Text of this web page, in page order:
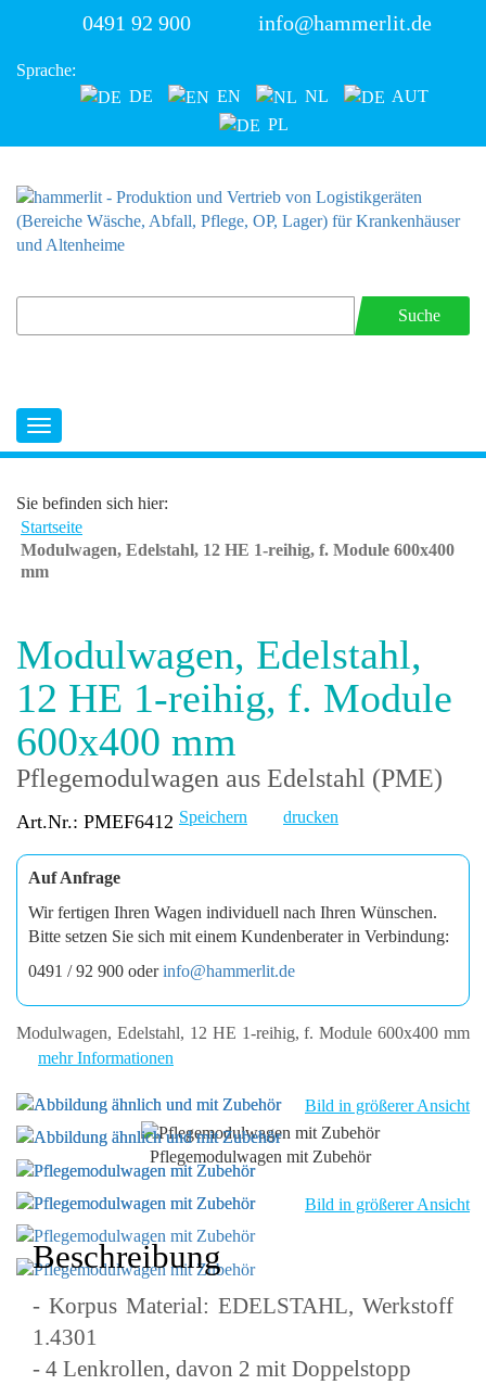
0491 92 900 info@hammerlit.de
Sprache:
DE
EN NL
AUT
PL
Suche
Sie befinden sich hier:
Startseite
Modulwagen, Edelstahl, 12 HE 1-reihig, f. Module 600x400
mm
Modulwagen, Edelstahl,
12 HE 1-reihig, f. Module
600x400 mm
Pflegemodulwagen aus Edelstahl (PME)
Art.Nr.: PMEF6412 Speichern drucken
Auf Anfrage
Wir fertigen Ihren Wagen individuell nach Ihren Wünschen.
Bitte setzen Sie sich mit einem Kundenberater in Verbindung:
0491 / 92 900 oderinfo@hammerlit.de
Modulwagen, Edelstahl, 12 HE 1-reihig, f. Module 600x400 mm
mehr Informationen
Bild in größerer Ansicht
Pflegemodulwagen mit Zubehör
Bild in größerer Ansicht
Beschreibung
- Korpus Material: EDELSTAHL, Werkstoff
1.4301
- 4 Lenkrollen, davon 2 mit Doppelstopp